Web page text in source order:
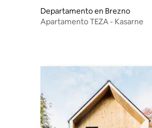
Departamento en Brezno
Apartamento TEZA - Kasarne